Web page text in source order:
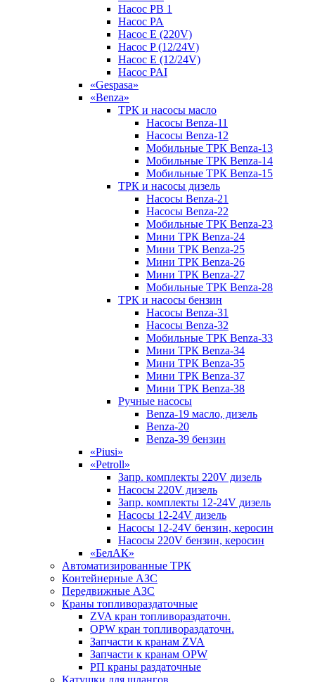
Насос PB 1
Насос PA
Насос E (220V)
Насос P (12/24V)
Насос E (12/24V)
Насос PAI
«Gespasa»
«Benza»
ТРК и насосы масло
Насосы Benza-11
Насосы Benza-12
Мобильные ТРК Benza-13
Мобильные ТРК Benza-14
Мобильные ТРК Benza-15
ТРК и насосы дизель
Насосы Benza-21
Насосы Benza-22
Мобильные ТРК Benza-23
Мини ТРК Benza-24
Мини ТРК Benza-25
Мини ТРК Benza-26
Мини ТРК Benza-27
Мобильные ТРК Benza-28
ТРК и насосы бензин
Насосы Benza-31
Насосы Benza-32
Мобильные ТРК Benza-33
Мини ТРК Benza-34
Мини ТРК Benza-35
Мини ТРК Benza-37
Мини ТРК Benza-38
Ручные насосы
Benza-19 масло, дизель
Benza-20
Benza-39 бензин
«Piusi»
«Petroll»
Запр. комплекты 220V дизель
Насосы 220V дизель
Запр. комплекты 12-24V дизель
Насосы 12-24V дизель
Насосы 12-24V бензин, керосин
Насосы 220V бензин, керосин
«БелАК»
Автоматизированные ТРК
Контейнерные АЗС
Передвижные АЗС
Краны топливораздаточные
ZVA кран топливораздаточн.
OPW кран топливораздаточн.
Запчасти к кранам ZVA
Запчасти к кранам OPW
РП краны раздаточные
Катушки для шлангов